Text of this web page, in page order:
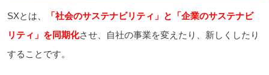
SXとは、
「社会のサステナビリティ」と「企業のサステナビ
リティ」を同期化させ、自社の事業を変えたり、新しくしたり
することです。